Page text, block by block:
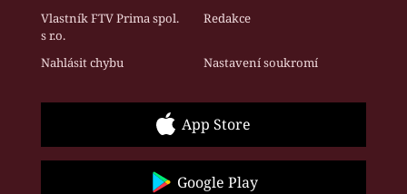
Vlastník FTV Prima spol.
s r.o.
Redakce
Nahlásit chybu Nastavení soukromí
App Store
Google Play